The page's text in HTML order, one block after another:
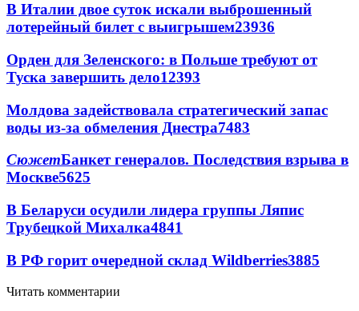
В Италии двое суток искали выброшенный
лотерейный билет с выигрышем23936
Орден для Зеленского: в Польше требуют от
Туска завершить дело12393
Молдова задействовала стратегический запас
воды из-за обмеления Днестра7483
СюжетБанкет генералов. Последствия взрыва в
Москве5625
В Беларуси осудили лидера группы Ляпис
Трубецкой Михалка4841
В РФ горит очередной склад Wildberries3885
Читать комментарии